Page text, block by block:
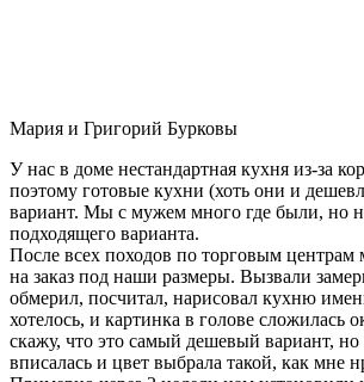
Мария и Григорий Бурковы
У нас в доме нестандартная кухня из-за
поэтому готовые кухни (хоть они и
вариант. Мы с мужем много где были, но
подходящего варианта.
После всех походов по торговым
на заказ под наши размеры. Вызвали
обмерил, посчитал, нарисовал кухню
хотелось, и картинка в голове сложилась
скажу, что это самый дешевый вариант, но
вписалась и цвет выбрала такой, как мне